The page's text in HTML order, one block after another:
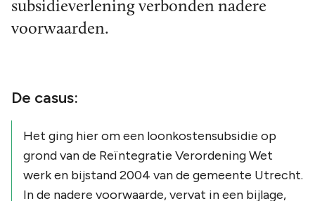
subsidieverlening verbonden nadere
voorwaarden.
De casus:
Het ging hier om een loonkostensubsidie op
grond van de Reïntegratie Verordening Wet
werk en bijstand 2004 van de gemeente Utrecht.
In de nadere voorwaarde, vervat in een bijlage,